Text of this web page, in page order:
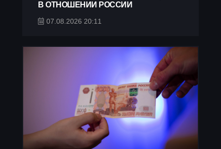
В ОТНОШЕНИИ РОССИИ
07.08.2026 20:11